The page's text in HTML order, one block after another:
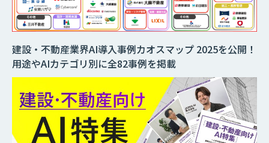
建設・不動産業界AI導入事例カオスマップ 2025を公開！
用途やAIカテゴリ別に全82事例を掲載